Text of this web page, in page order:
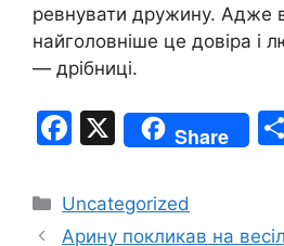
ревнувати дружину. Адже
найголовніше це довіра і
— дрібниці.
F
c
e
X Share
Categories
Uncategorized
Арину покликав на